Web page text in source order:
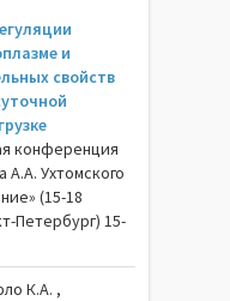
и
свойств
конференция
А.А. Ухтомского
(15-18
Петербург) 15-
К.А. ,